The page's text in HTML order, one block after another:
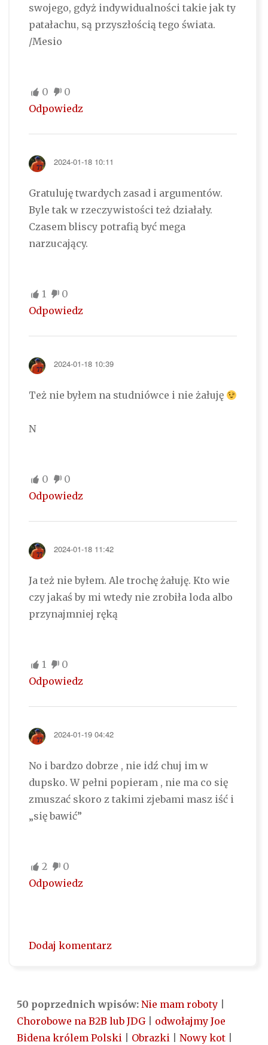
swojego, gdyż indywidualności takie jak ty
patałachu, są przyszłością tego świata.
/Mesio
0
0
Odpowiedz
2024-01-18 10:11
Gratuluję twardych zasad i argumentów.
Byle tak w rzeczywistości też działały.
Czasem bliscy potrafią być mega
narzucający.
1
0
Odpowiedz
2024-01-18 10:39
Też nie byłem na studniówce i nie żałuję
N
0
0
Odpowiedz
2024-01-18 11:42
Ja też nie byłem. Ale trochę żałuję. Kto wie
czy jakaś by mi wtedy nie zrobiła loda albo
przynajmniej ręką
1
0
Odpowiedz
2024-01-19 04:42
No i bardzo dobrze , nie idź chuj im w
dupsko. W pełni popieram , nie ma co się
zmuszać skoro z takimi zjebami masz iść i
„się bawić”
2
0
Odpowiedz
Dodaj komentarz
50 poprzednich wpisów: Nie mam roboty
Chorobowe na B2B lub JDG| odwołajmy Joe
Bidena królem Polski
Obrazki Nowy kot